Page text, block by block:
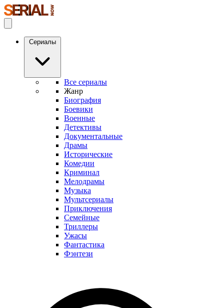
Сериалы
Все сериалы
Жанр
Биография
Боевики
Военные
Детективы
Документальные
Драмы
Исторические
Комедии
Криминал
Мелодрамы
Музыка
Мультсериалы
Приключения
Семейные
Триллеры
Ужасы
Фантастика
Фэнтези